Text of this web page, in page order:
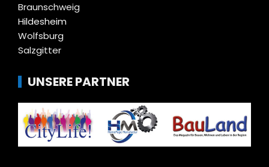
Braunschweig
Hildesheim
Wolfsburg
Salzgitter
UNSERE PARTNER